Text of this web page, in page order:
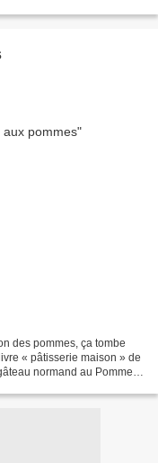
des pommes, ça tombe
« pâtisserie maison » de
normand au Pommes !